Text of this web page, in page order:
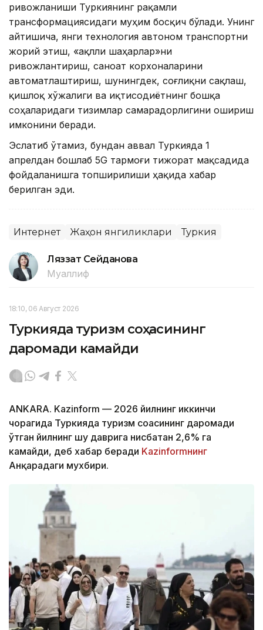
ривожланиши Туркиянинг рақамли
трансформациясидаги муҳим босқич бўлади. Унинг
айтишича, янги технология автоном транспортни
жорий этиш, «ақлли шаҳарлар»ни
ривожлантириш, саноат корхоналарини
автоматлаштириш, шунингдек, соғлиқни сақлаш,
қишлоқ хўжалиги ва иқтисодиётнинг бошқа
соҳаларидаги тизимлар самарадорлигини ошириш
имконини беради.
Эслатиб ўтамиз, бундан аввал Туркияда 1
апрелдан бошлаб 5G тармоғи тижорат мақсадида
фойдаланишга топширилиши ҳақида хабар
берилган эди.
Интернет Жаҳон янгиликлари Туркия
Ляззат Сейданова
Муаллиф
18:10, 06 Август 2026
Туркияда туризм соҳасининг
даромади камайди
ANKARA. Kazinform — 2026 йилнинг иккинчи
чорагида Туркияда туризм соҳасининг даромади
ўтган йилнинг шу даврига нисбатан 2,6% га
камайди, деб хабар беради Kazinformнинг
Анқарадаги мухбири.